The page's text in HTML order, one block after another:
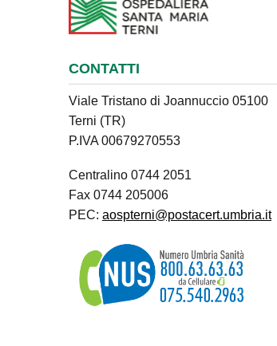
CONTATTI
Viale Tristano di Joannuccio 05100
Terni (TR)
P.IVA 00679270553
Centralino 0744 2051
Fax 0744 205006
PEC: aospterni@postacert.umbria.it